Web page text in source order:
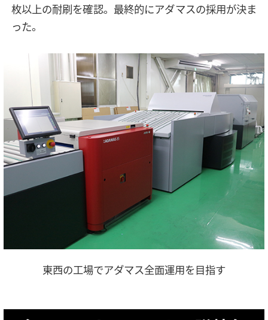
枚以上の耐刷を確認。最終的にアダマスの採用が決ま
った。
東西の工場でアダマス全面運用を目指す